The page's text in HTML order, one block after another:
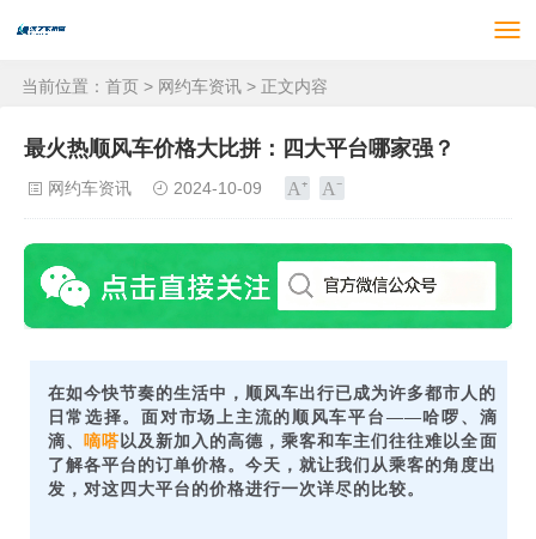
当前位置： 首页 > 网约车资讯 > 正文内容
最火热顺风车价格大比拼：四大平台哪家强？
网约车资讯 2024-10-09
在如今快节奏的生活中，顺风车出行已成为许多都市人的
日常选择。面对市场上主流的顺风车平台——哈啰、滴
滴、 嘀嗒 以及新加入的高德，乘客和车主们往往难以全面
了解各平台的订单价格。今天，就让我们从乘客的角度出
发，对这四大平台的价格进行一次详尽的比较。